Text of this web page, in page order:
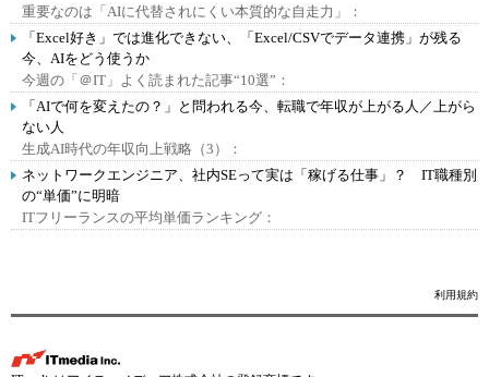
重要なのは「AIに代替されにくい本質的な自走力」：
「Excel好き」では進化できない、「Excel/CSVでデータ連携」が残る
今、AIをどう使うか
今週の「＠IT」よく読まれた記事“10選”：
「AIで何を変えたの？」と問われる今、転職で年収が上がる人／上がら
ない人
生成AI時代の年収向上戦略（3）：
ネットワークエンジニア、社内SEって実は「稼げる仕事」？ IT職種別
の“単価”に明暗
ITフリーランスの平均単価ランキング：
利用規約